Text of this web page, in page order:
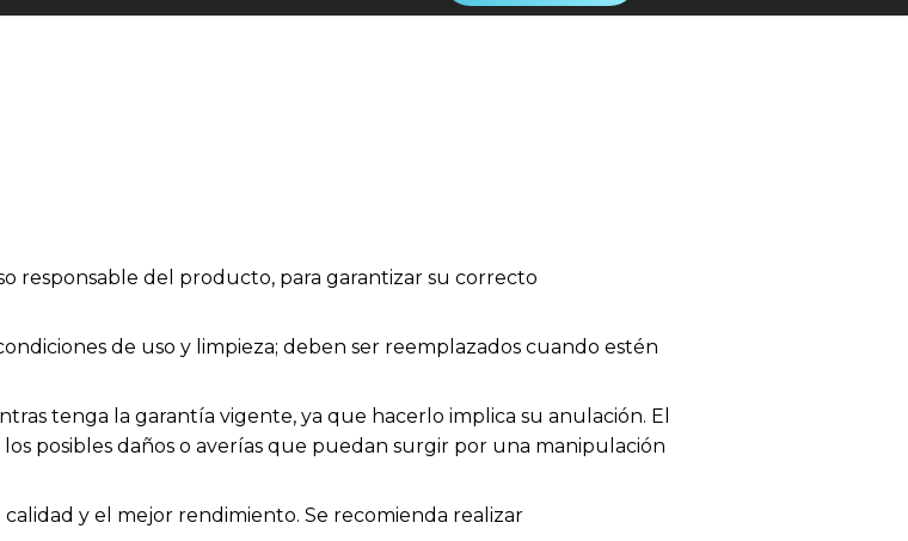
responsable del producto, para garantizar su correcto
de uso y limpieza; deben ser reemplazados cuando estén
tenga la garantía vigente, ya que hacerlo implica su anulación. El
posibles daños o averías que puedan surgir por una manipulación
calidad y el mejor rendimiento. Se recomienda realizar